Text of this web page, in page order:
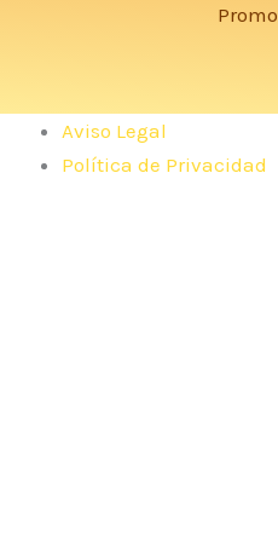
Promo
Aviso Legal
Política de Privacidad